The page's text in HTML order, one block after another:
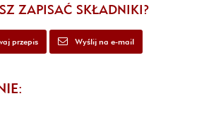
ZAPISAĆ SKŁADNIKI?
przepis Wyślij na e-mail